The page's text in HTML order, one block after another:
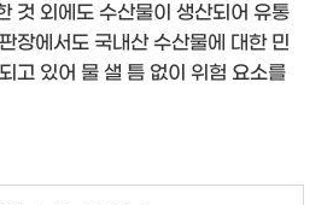
것 외에도 수산물이 생산되어 유통
장에서도 국내산 수산물에 대한 민
고 있어 물 샐 틈 없이 위험 요소를